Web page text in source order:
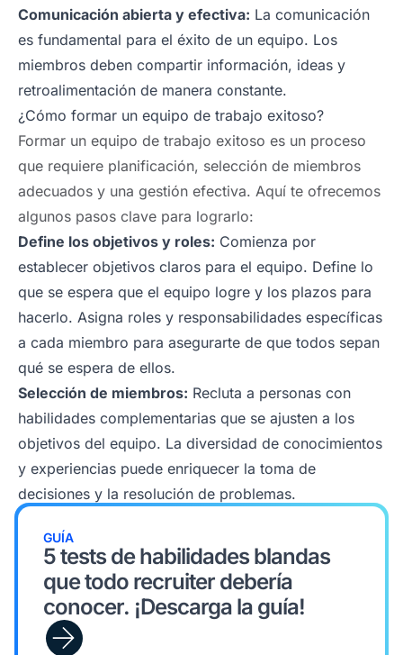
Comunicación abierta y efectiva: La comunicación
es fundamental para el éxito de un equipo. Los
miembros deben compartir información, ideas y
retroalimentación de manera constante.
¿Cómo formar un equipo de trabajo exitoso?
Formar un equipo de trabajo exitoso es un proceso
que requiere planificación, selección de miembros
adecuados y una gestión efectiva. Aquí te ofrecemos
algunos pasos clave para lograrlo:
Define los objetivos y roles: Comienza por
establecer objetivos claros para el equipo. Define lo
que se espera que el equipo logre y los plazos para
hacerlo. Asigna roles y responsabilidades específicas
a cada miembro para asegurarte de que todos sepan
qué se espera de ellos.
Selección de miembros: Recluta a personas con
habilidades complementarias que se ajusten a los
objetivos del equipo. La diversidad de conocimientos
y experiencias puede enriquecer la toma de
decisiones y la resolución de problemas.
GUÍA
5 tests de habilidades blandas
que todo recruiter debería
conocer. ¡Descarga la guía!